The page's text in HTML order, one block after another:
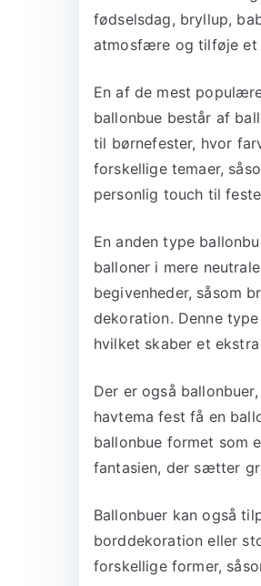
fødselsdag, bryllup,
atmosfære og tilføje
En af de mest
ballonbue består af
til børnefester, hvor
forskellige temaer,
personlig touch til
En anden type
balloner i mere
begivenheder, såsom
dekoration. Denne
hvilket skaber et
Der er også
havtema fest få en
ballonbue formet som
fantasien, der sætter
Ballonbuer kan også
borddekoration eller
forskellige former,